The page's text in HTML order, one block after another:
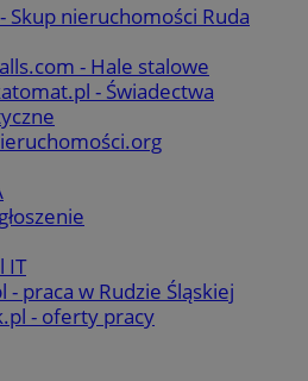
Skup nieruchomości Ruda
- Hale stalowe
- Świadectwa
IT
- praca w Rudzie Śląskiej
- oferty pracy